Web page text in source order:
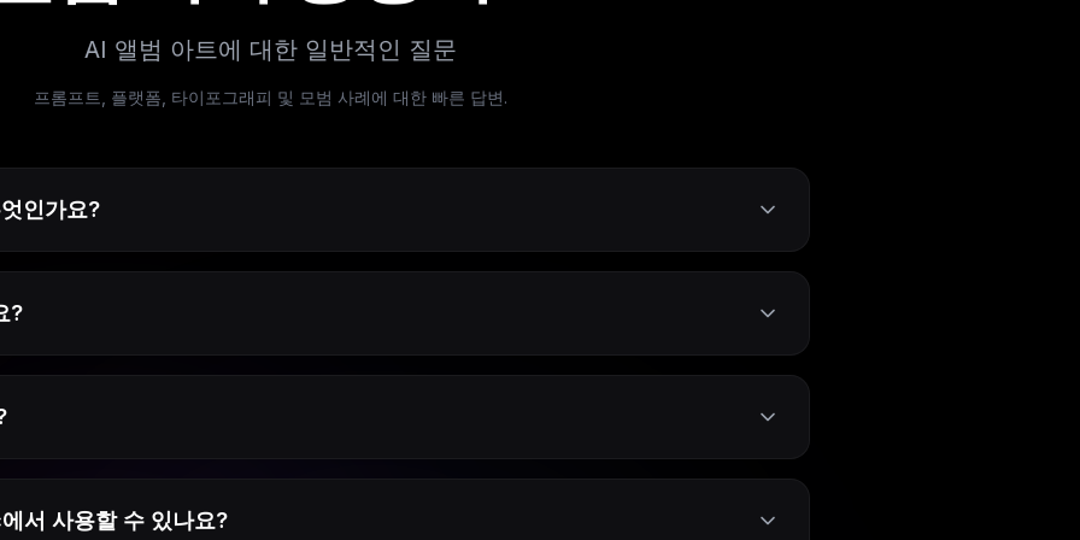
AI 앨범 아트에 대한 일반적인 질문
프롬프트, 플랫폼, 타이포그래피 및 모범 사례에 대한 빠른 답변.
인가요?
?
서 사용할 수 있나요?